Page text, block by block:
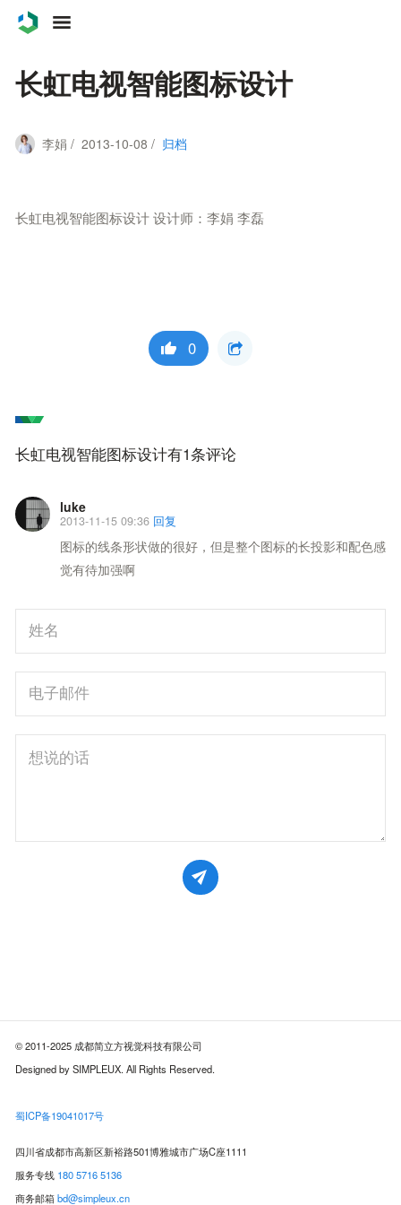
联系
长虹电视智能图标设计
李娟 / 2013-10-08 / 归档
长虹电视智能图标设计 设计师：李娟 李磊
0
长虹电视智能图标设计有1条评论
luke
2013-11-15 09:36 回复
图标的线条形状做的很好，但是整个图标的长投影和配色感
觉有待加强啊
© 2011-2025 成都简立方视觉科技有限公司
Designed by SIMPLEUX. All Rights Reserved.
蜀ICP备19041017号
四川省成都市高新区新裕路501博雅城市广场C座1111
服务专线 180 5716 5136
商务邮箱bd@simpleux.cn